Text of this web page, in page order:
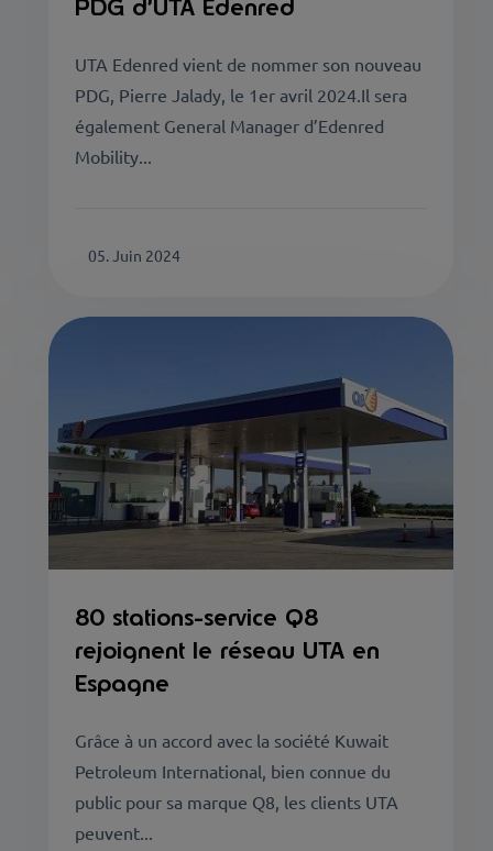
PDG d’UTA Edenred
UTA Edenred vient de nommer son nouveau
PDG, Pierre Jalady, le 1er avril 2024.Il sera
également General Manager d’Edenred
Mobility...
05. Juin 2024
80 stations-service Q8
rejoignent le réseau UTA en
Espagne
Grâce à un accord avec la société Kuwait
Petroleum International, bien connue du
public pour sa marque Q8, les clients UTA
peuvent...